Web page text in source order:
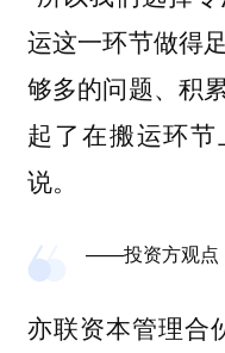
运这一环节做得
够多的问题、积
起了在搬运环
说。
——投资方观点
亦联资本管理合